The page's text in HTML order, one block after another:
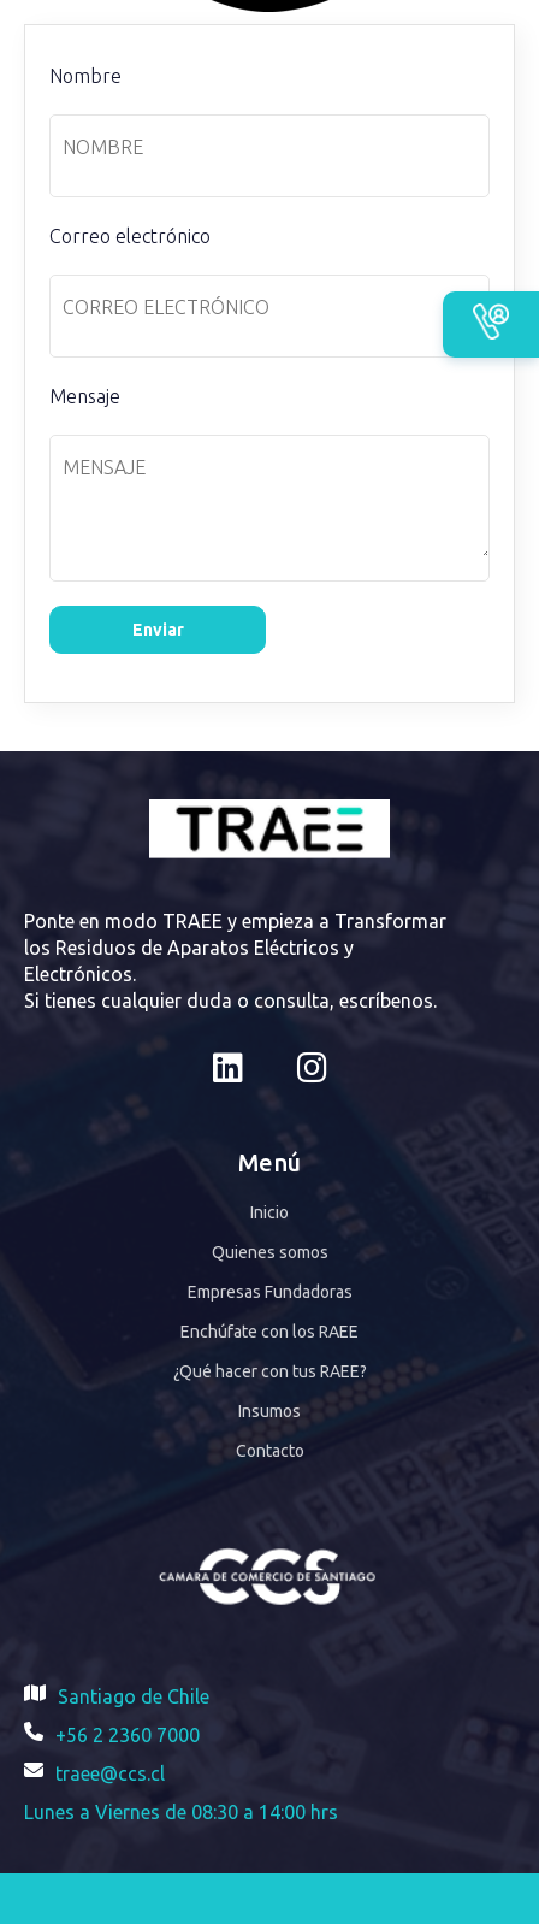
Nombre
Correo electrónico
Mensaje
Enviar
Ponte en modo TRAEE y empieza a Transformar
los Residuos de Aparatos Eléctricos y
Electrónicos.
Si tienes cualquier duda o consulta, escríbenos.
Menú
Inicio
Quienes somos
Empresas Fundadoras
Enchúfate con los RAEE
¿Qué hacer con tus RAEE?
Insumos
Contacto
Santiago de Chile
+56 2 2360 7000
traee@ccs.cl
Lunes a Viernes de 08:30 a 14:00 hrs